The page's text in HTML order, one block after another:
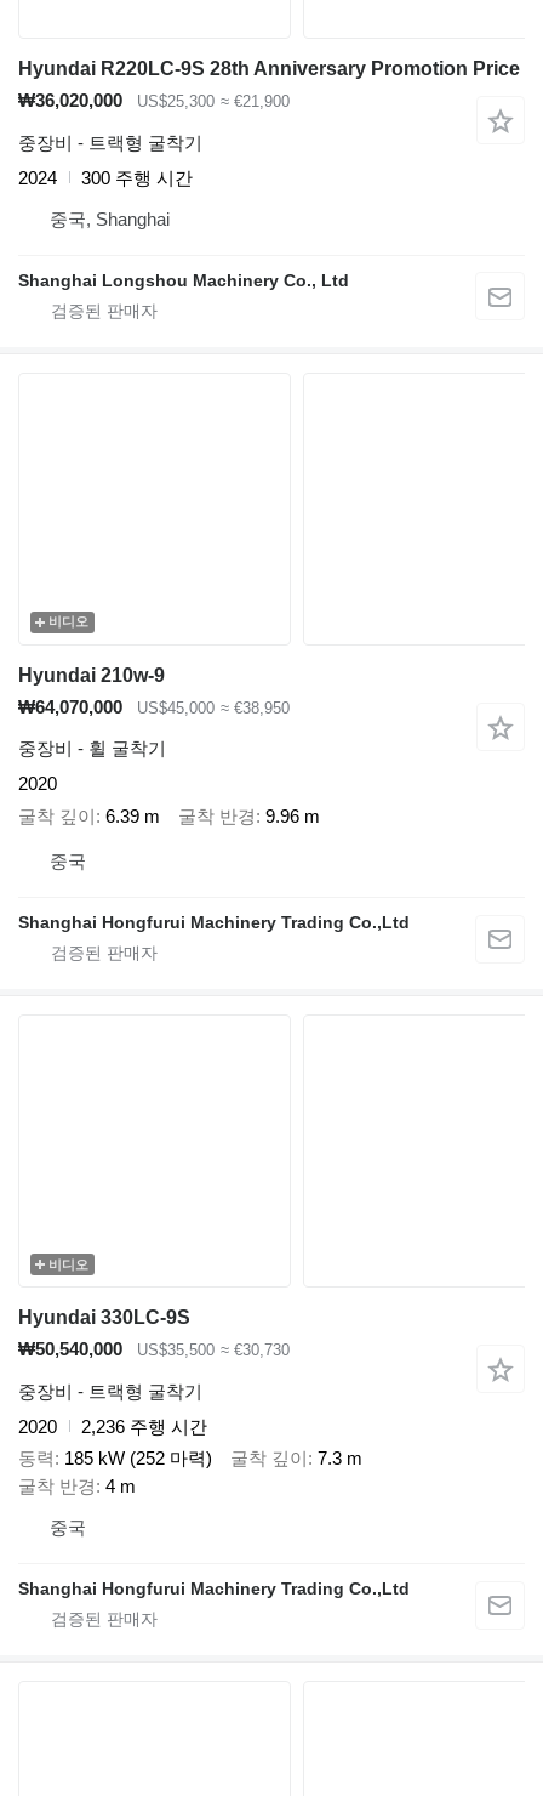
Hyundai R220LC-9S 28th Anniversary Promotion Price
₩36,020,000
US$25,300 ≈ €21,900
중장비 - 트랙형 굴착기
2024
300 주행 시간
중국, Shanghai
Shanghai Longshou Machinery Co., Ltd
비디오
Hyundai 210w-9
₩64,070,000
US$45,000 ≈ €38,950
중장비 - 휠 굴착기
2020
굴착 깊이 6.39 m 굴착 반경 9.96 m
중국
Shanghai Hongfurui Machinery Trading Co.,Ltd
비디오
Hyundai 330LC-9S
₩50,540,000
US$35,500 ≈ €30,730
중장비 - 트랙형 굴착기
2020
2,236 주행 시간
동력
185 kW (252 마력) 굴착 깊이 7.3 m
굴착 반경 4 m
중국
Shanghai Hongfurui Machinery Trading Co.,Ltd